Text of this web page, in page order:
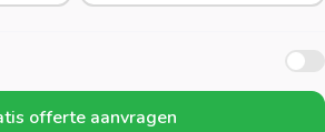
offerte aanvragen